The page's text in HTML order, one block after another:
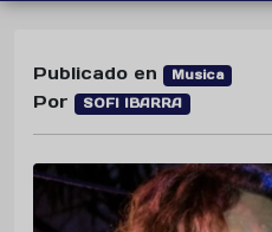
Publicado en Musica
Por SOFI IBARRA